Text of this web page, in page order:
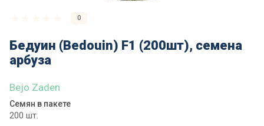
0
Бедуин (Bedouin) F1 (200шт), семена
арбуза
Bejo Zaden
Семян в пакете
200 шт.